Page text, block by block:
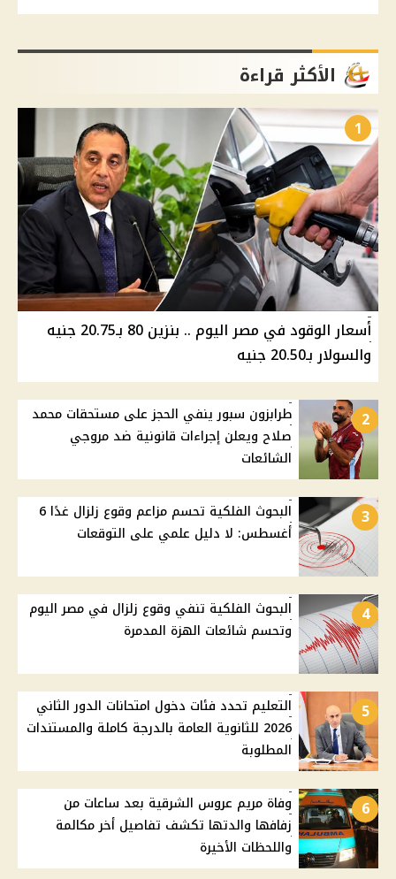
الأكثر قراءة
1
أسعار الوقود في مصر اليوم .. بنزين 80 بـ20.75 جنيه
والسولار بـ20.50 جنيه
2
طرابزون سبور ينفي الحجز على مستحقات محمد
صلاح ويعلن إجراءات قانونية ضد مروجي
الشائعات
3
البحوث الفلكية تحسم مزاعم وقوع زلزال غدًا 6
أغسطس: لا دليل علمي على التوقعات
4
البحوث الفلكية تنفي وقوع زلزال في مصر اليوم
وتحسم شائعات الهزة المدمرة
5
التعليم تحدد فئات دخول امتحانات الدور الثاني
2026 للثانوية العامة بالدرجة كاملة والمستندات
المطلوبة
6
وفاة مريم عروس الشرقية بعد ساعات من
زفافها والدتها تكشف تفاصيل أخر مكالمة
واللحظات الأخيرة